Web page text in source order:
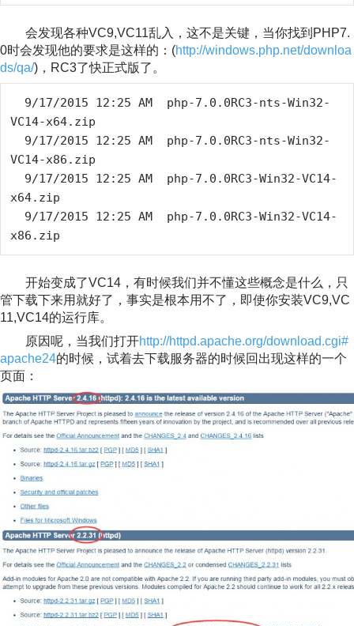
会发现各种VC9,VC11乱入，这不是关键，当你找到PHP7.
0时会发现他的要求是这样的：(http://windows.php.net/downloa
ds/qa/)，RC3了快正式版了。
VC14-x64.zip
VC14-x86.zip
x64.zip
x86.zip
开始变成了VC14，有时候我们并不懂这些概念是什么，只
管下载下来用就好了，事实是根本用不了，即使你安装VC9,VC
11,VC14的运行库。
原因呢，当我们打开http://httpd.apache.org/download.cgi#
apache24的时候，试着去下载服务器的时候回出现这样的一个
页面：